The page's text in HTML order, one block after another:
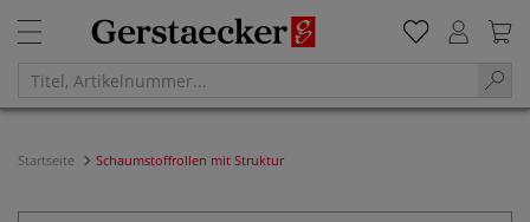
Startseite Schaumstoffrollen mit Struktur